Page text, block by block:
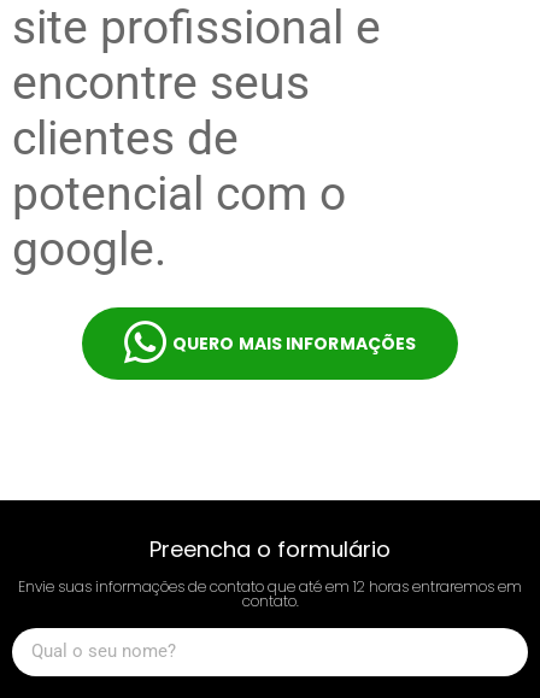
site profissional e
encontre seus
clientes de
potencial com o
google.
QUERO MAIS INFORMAÇÕES
Preencha o formulário
Envie suas informações de contato que até em 12 horas entraremos em
contato.